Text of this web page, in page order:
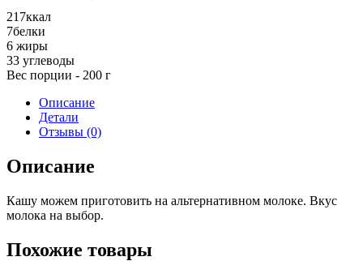
молоке
217ккал
7белки
6 жиры
33 углеводы
Вес порции - 200 г
Описание
Детали
Отзывы (0)
Описание
Кашу можем приготовить на альтернативном молоке. Вкус
молока на выбор.
Похожие товары